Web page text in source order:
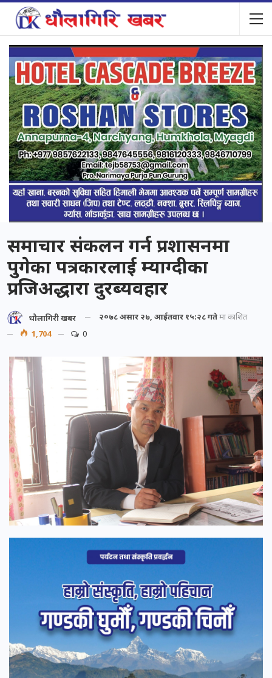
समाचार संकलन गर्न प्रशासनमा
पुगेका पत्रकारलाई म्याग्दीका
प्रजिअद्धारा दुरब्यवहार
धौलागिरी खबर २०७८ असार २७, आईतवार १५:२८ गतेमा प्रकाशित
1,704
0